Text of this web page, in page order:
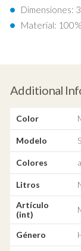
Dimensiones:
Material:
Additional
Color
Modelo
Colores
Litros
Artículo
(int)
Género